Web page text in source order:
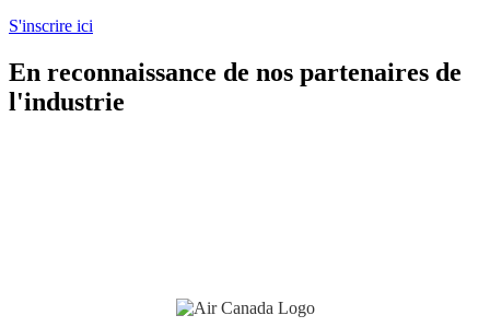
S'inscrire ici
En reconnaissance de nos partenaires de
l'industrie